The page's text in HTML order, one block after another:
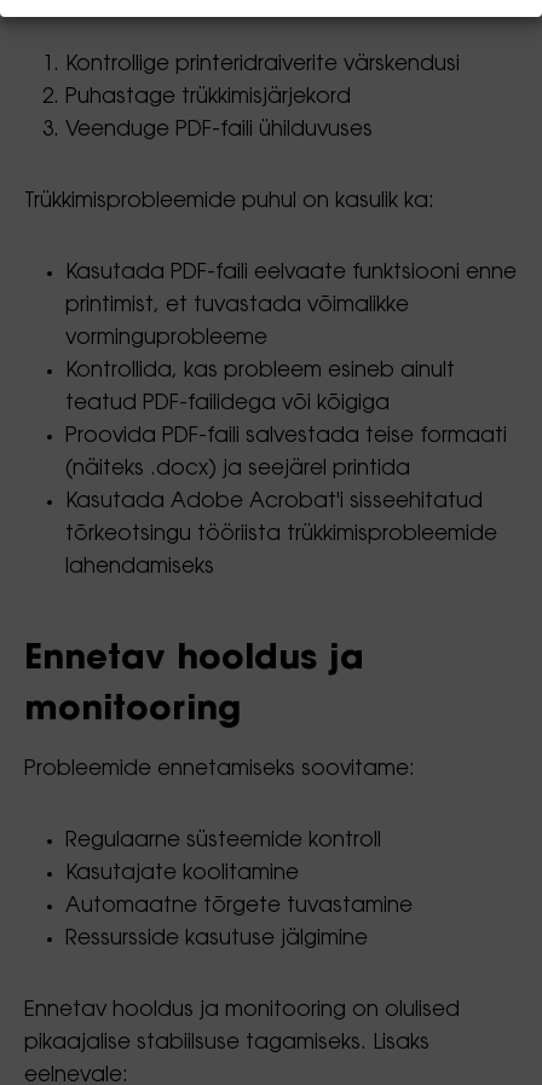
Kontrollige printeridraiverite värskendusi
Puhastage trükkimisjärjekord
Veenduge PDF-faili ühilduvuses
Trükkimisprobleemide puhul on kasulik ka:
Kasutada PDF-faili eelvaate funktsiooni enne
printimist, et tuvastada võimalikke
vorminguprobleeme
Kontrollida, kas probleem esineb ainult
teatud PDF-failidega või kõigiga
Proovida PDF-faili salvestada teise formaati
(näiteks .docx) ja seejärel printida
Kasutada Adobe Acrobat'i sisseehitatud
tõrkeotsingu tööriista trükkimisprobleemide
lahendamiseks
Ennetav hooldus ja
monitooring
Probleemide ennetamiseks soovitame:
Regulaarne süsteemide kontroll
Kasutajate koolitamine
Automaatne tõrgete tuvastamine
Ressursside kasutuse jälgimine
Ennetav hooldus ja monitooring on olulised
pikaajalise stabiilsuse tagamiseks. Lisaks
eelnevale: